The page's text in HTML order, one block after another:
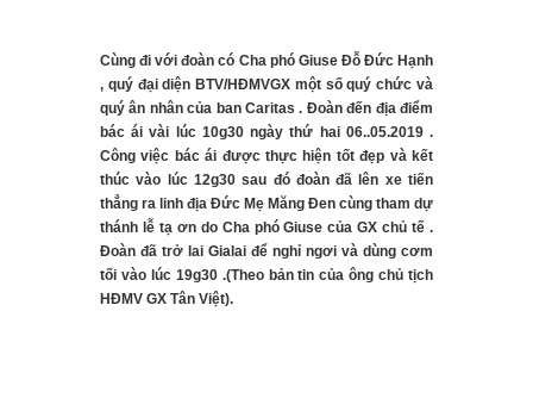
Cùng đi với đoàn có Cha phó Giuse Đỗ Đức Hạnh
, quý đại diện BTV/HĐMVGX một số quý chức và
quý ân nhân của ban Caritas. Đoàn đến địa điểm
bác ái vài lúc 10g30 ngày thứ hai 06..05.2019 .
Công việc bác ái được thực hiện tốt đẹp và kết
thúc vào lúc 12g30 sau đó đoàn đã lên xe tiến
thẳng ra linh địa Đức Mẹ Măng Đen cùng tham dự
thánh lễ tạ ơn do Cha phó Giuse của GX chủ tế .
Đoàn đã trở lai Gialai để nghỉ ngơi và dùng cơm
tối vào lúc 19g30 .(Theo bản tin của ông chủ tịch
HĐMV GX Tân Việt).